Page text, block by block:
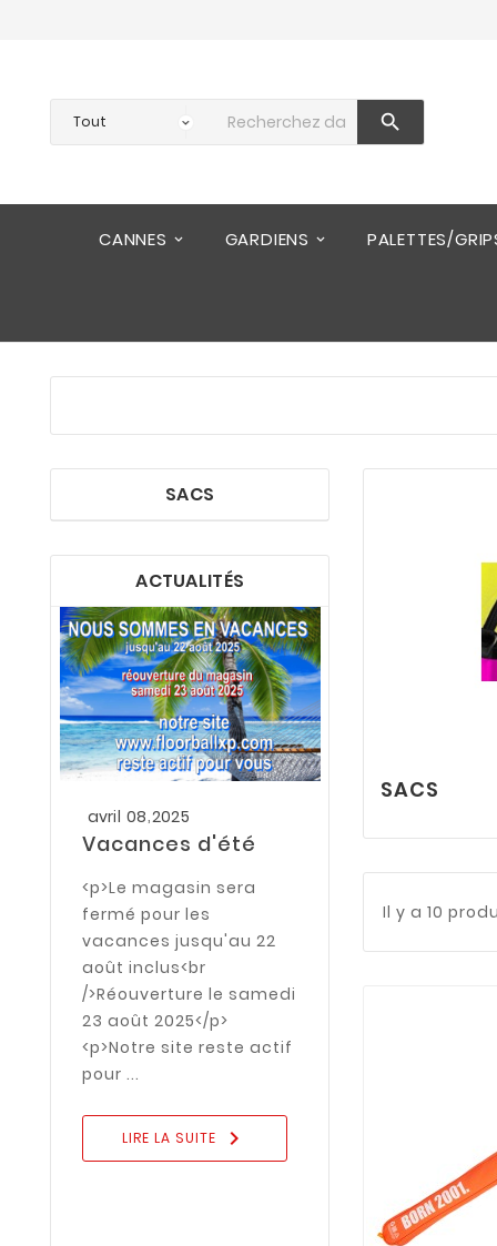

CANNES GARDIENS PALETTES/
SACS
ACTUALITÉS
avril 08,2025
Vacances d'été
<p>Le magasin sera
fermé pour les
vacances jusqu'au 22
août inclus<br
/>Réouverture le samedi
23 août 2025</p>
<p>Notre site reste actif
pour ...
LIRE LA SUITE 
août 16 ,2022
Paie ta
avec TWINT
SACS
Il y a 10